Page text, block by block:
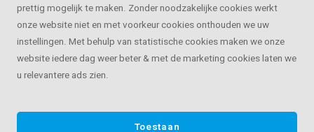
prettig mogelijk te maken. Zonder noodzakelijke cookies werkt
onze website niet en met voorkeur cookies onthouden we uw
instellingen. Met behulp van statistische cookies maken we onze
website iedere dag weer beter & met de marketing cookies laten we
u relevantere ads zien.
Toestaan